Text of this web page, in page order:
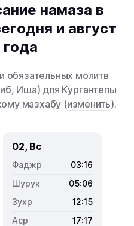
намаза в
и август
обязательных молитв
Иша) для Кургантепы
мазхабу (изменить).
02, Вс
03:16
05:06
12:15
17:17